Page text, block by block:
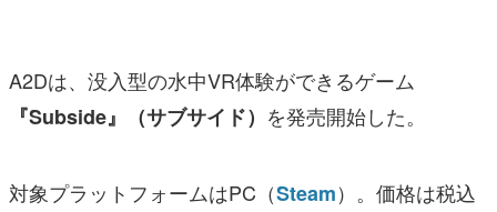
A2Dは、没入型の水中VR体験ができるゲーム
『Subside』（サブサイド） を発売開始した。
対象プラットフォームはPC（Steam）。価格は税込